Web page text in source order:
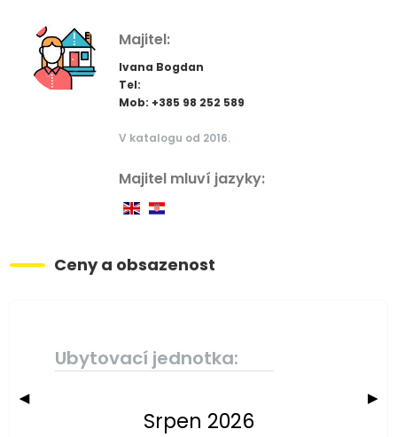
Majitel:
Ivana Bogdan
Tel:
Mob: +385 98 252 589
V katalogu od 2016.
Majitel mluví jazyky:
Ceny a obsazenost
Ubytovací jednotka:
◀ ▶
Srpen 2026